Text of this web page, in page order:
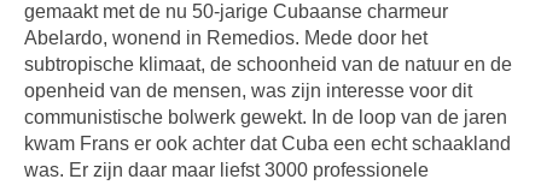
gemaakt met de nu 50-jarige Cubaanse charmeur
Abelardo, wonend in Remedios. Mede door het
subtropische klimaat, de schoonheid van de natuur en de
openheid van de mensen, was zijn interesse voor dit
communistische bolwerk gewekt. In de loop van de jaren
kwam Frans er ook achter dat Cuba een echt schaakland
was. Er zijn daar maar liefst 3000 professionele